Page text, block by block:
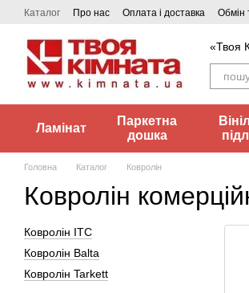
Перейти до основного контенту
Каталог Про нас Оплата і доставка Обмін
«Твоя
Ламінат
Паркетна
дошка
Головна Каталог Ковролін
Ковролін
Ковролін ITC
Ковролін Balta
Ковролін Tarkett